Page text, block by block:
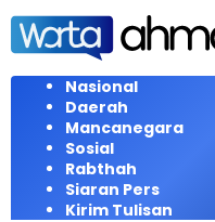
Langsung
konten
Nasional
Daerah
Mancanegara
Sosial
Rabthah
Siaran Pers
Kirim Tulisan